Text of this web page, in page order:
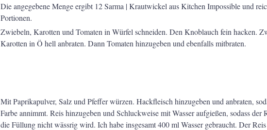
Die angegebene Menge ergibt 12 Sarma | Krautwickel aus Kitchen Impossible und
Portionen.
Zwiebeln, Karotten und Tomaten in Würfel schneiden. Den Knoblauch fein hacken.
Karotten in Ö hell anbraten. Dann Tomaten hinzugeben und ebenfalls mitbraten.
Mit Paprikapulver, Salz und Pfeffer würzen. Hackfleisch hinzugeben und anbraten,
Farbe annimmt. Reis hinzugeben und Schluckweise mit Wasser aufgießen, sodass der
die Füllung nicht wässrig wird. Ich habe insgesamt 400 ml Wasser gebraucht. Der